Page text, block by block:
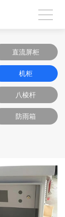
直流屏柜
机柜
八棱杆
防雨箱